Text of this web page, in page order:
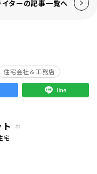
イターの記事一覧へ
住宅会社＆工務店
宅